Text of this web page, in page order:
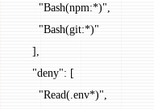
      "Bash(npm:*)"
,
      "Bash(git:*)"
    ],
    "deny"
: [
      "Read(.env*)"
,